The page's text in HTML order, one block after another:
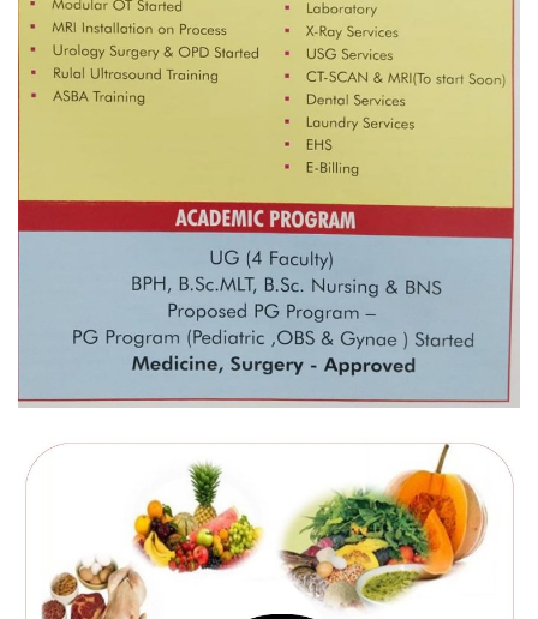
नदी अधिकारका ती कानुनी पाटा, जसले
बनाउँछ नदीलाई संरक्षण हकदार
प्रतिस्पर्धाबिनाको नियुक्ति बदरबारे अन्तरिम
आदेश निक्र्योल गर्न असार ६ मा पेसी
निर्धारित ठाउँमा राजर्षिजनक विश्वविद्यालय
भवन बनाउन उपकुलपतिद्वारा आनाकानी